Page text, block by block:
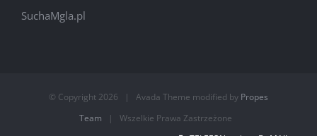
SuchaMgla.pl
© Copyright 2026 | Avada Theme modified by Propes
Team | Wszelkie Prawa Zastrzeżone